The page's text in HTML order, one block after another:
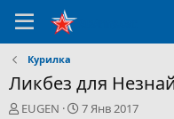
Курилка
Ликбез для
А
EUGEN
Д
7 Янв 2017